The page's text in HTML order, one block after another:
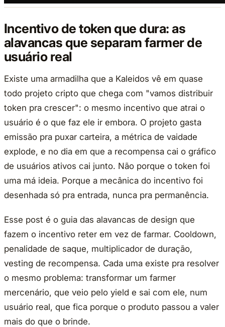
Incentivo de token que dura: as
alavancas que separam farmer de
usuário real
Existe uma armadilha que a Kaleidos vê em quase
todo projeto cripto que chega com "vamos distribuir
token pra crescer": o mesmo incentivo que atrai o
usuário é o que faz ele ir embora. O projeto gasta
emissão pra puxar carteira, a métrica de vaidade
explode, e no dia em que a recompensa cai o gráfico
de usuários ativos cai junto. Não porque o token foi
uma má ideia. Porque a mecânica do incentivo foi
desenhada só pra entrada, nunca pra permanência.
Esse post é o guia das alavancas de design que
fazem o incentivo reter em vez de farmar. Cooldown,
penalidade de saque, multiplicador de duração,
vesting de recompensa. Cada uma existe pra resolver
o mesmo problema: transformar um farmer
mercenário, que veio pelo yield e sai com ele, num
usuário real, que fica porque o produto passou a valer
mais do que o brinde.